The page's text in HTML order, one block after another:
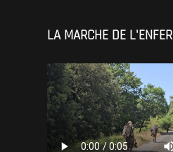
LA MARCHE DE L'ENFER